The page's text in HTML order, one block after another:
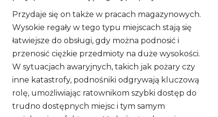
Przydaje się on także w pracach magazynowych.
Wysokie regały w tego typu miejscach stają się
łatwiejsze do obsługi, gdy można podnosić i
przenosić ciężkie przedmioty na duże wysokości.
W sytuacjach awaryjnych, takich jak pożary czy
inne katastrofy, podnośniki odgrywają kluczową
rolę, umożliwiając ratownikom szybki dostęp do
trudno dostępnych miejsc i tym samym